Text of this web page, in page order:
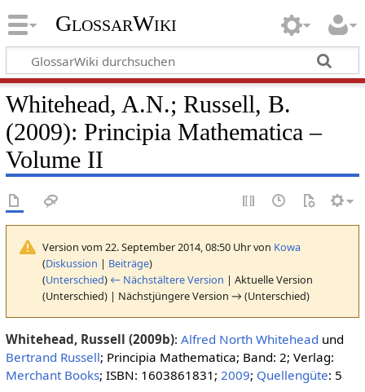
GlossarWiki
Whitehead, A.N.; Russell, B.
(2009): Principia Mathematica –
Volume II
Version vom 22. September 2014, 08:50 Uhr von Kowa
(Diskussion | Beiträge)
(Unterschied) ← Nächstältere Version | Aktuelle Version
(Unterschied) | Nächstjüngere Version → (Unterschied)
Whitehead, Russell (2009b): Alfred North Whitehead und
Bertrand Russell; Principia Mathematica; Band: 2; Verlag:
Merchant Books; ISBN: 1603861831; 2009; Quellengüte: 5